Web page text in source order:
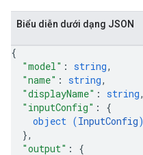
Biểu diễn dưới dạng JSON
{
"model" : string,
"name" : string,
"displayName" : string,
"inputConfig" : {
object (InputConfig)
},
"output" : {